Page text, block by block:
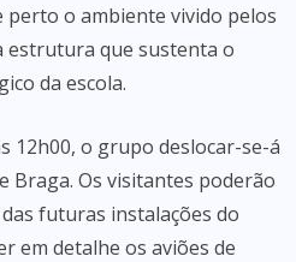
perto o ambiente vivido pelos
estrutura que sustenta o
da escola.
12h00, o grupo deslocar-se-á
Braga. Os visitantes poderão
futuras instalações do
em detalhe os aviões de